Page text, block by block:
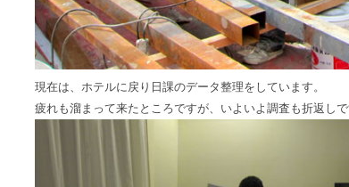
現在は、ホテルに戻り日課のデータ整理をしています。
疲れも溜まって来たところですが、いよいよ調査も折返しで